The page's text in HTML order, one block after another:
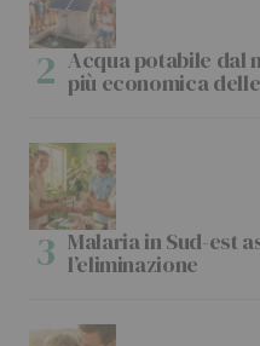
Acqua potabile dal
più economica
Malaria in Sud-est
l’eliminazione